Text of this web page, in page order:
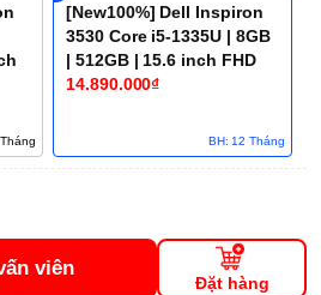
[New100%] Dell Inspiron
3530 Core i5-1335U | 8GB
| 512GB | 15.6 inch FHD
14.890.000₫
BH: 12 Tháng
viên
Đặt hàng